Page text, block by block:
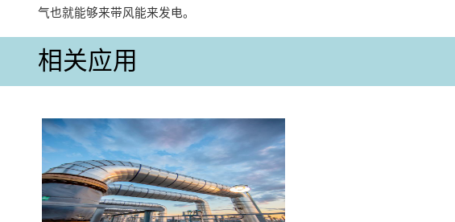
气也就能够来带风能来发电。
相关应用